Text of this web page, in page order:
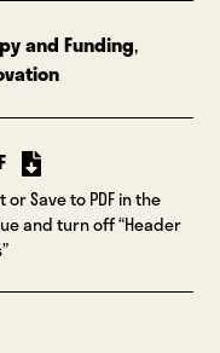
and Funding,
or Save to PDF in the
and turn off “Header